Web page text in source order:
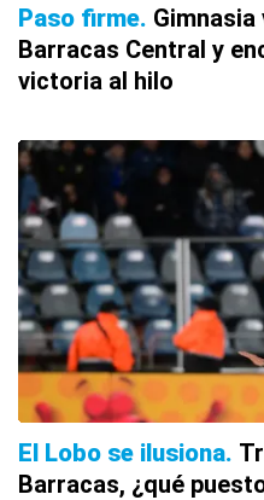
Paso firme Gimnasia
Barracas Central y
victoria al hilo
El Lobo se ilusiona
Barracas, ¿qué